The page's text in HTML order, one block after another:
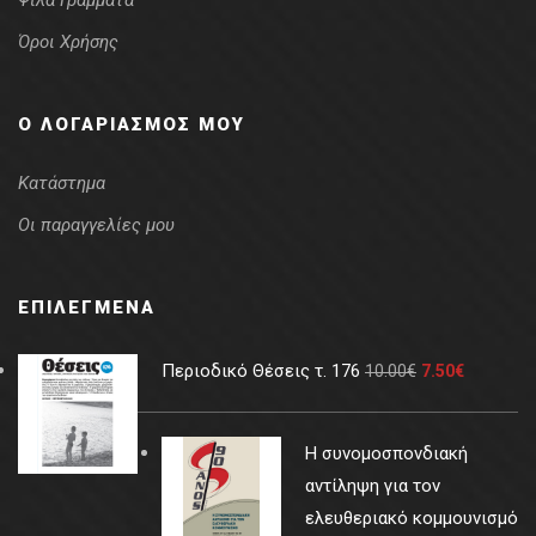
Όροι Χρήσης
Ο ΛΟΓΑΡΙΑΣΜΌΣ ΜΟΥ
Κατάστημα
Οι παραγγελίες μου
ΕΠΙΛΕΓΜΈΝΑ
Περιοδικό Θέσεις τ. 176 10.00€ 7.50€
Η συνομοσπονδιακή
αντίληψη για τον
ελευθεριακό κομμουνισμό